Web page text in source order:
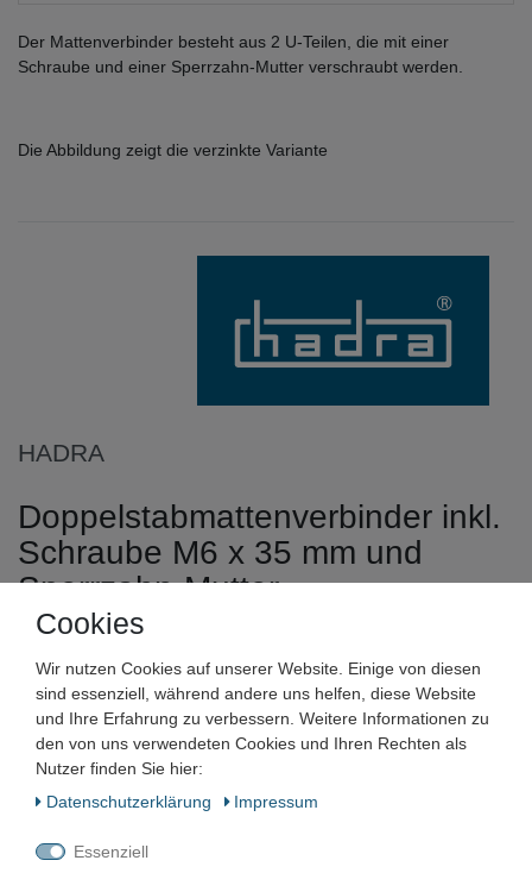
Der Mattenverbinder besteht aus 2 U-Teilen, die mit einer
Schraube und einer Sperrzahn-Mutter verschraubt werden.
Die Abbildung zeigt die verzinkte Variante
HADRA
Doppelstabmattenverbinder inkl.
Schraube M6 x 35 mm und
Sperrzahn-Mutter
Zustand:
Barcode:
Cookies
Wir nutzen Cookies auf unserer Website. Einige von diesen
sind essenziell, während andere uns helfen, diese Website
und Ihre Erfahrung zu verbessern. Weitere Informationen zu
den von uns verwendeten Cookies und Ihren Rechten als
Nutzer finden Sie hier:
Daten­schutz­erklärung
Impressum
Essenziell